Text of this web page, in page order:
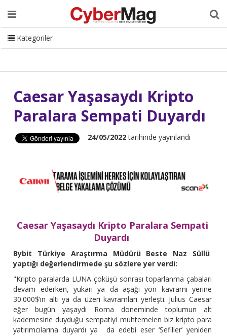
Ana Sayfa Hakkımızda Dergi Editörden
Danışmanlık
ISC Turkey Sizden Gelenler
İletişim
CyberMag Logo
Kategoriler
Caesar Yaşasaydı Kripto
Paralara Sempati Duyardı
24/05/2022tarihinde yayınlandı
Caesar Yaşasaydı Kripto Paralara Sempati
Duyardı
Bybit Türkiye Araştırma Müdürü Beste Naz Süllü
yaptığı değerlendirmede şu sözlere yer verdi:
"Kripto paralarda LUNA çöküşü sonrası toparlanma çabaları
devam ederken, yukarı ya da aşağı yön kavramı yerine
30.000$’ın altı ya da üzeri kavramları yerleşti. Julius Caesar
eğer bugün yaşaydı Roma döneminde toplumun alt
kademesine duyduğu sempatiyi muhtemelen biz kripto para
yatırımcılarına duyardı ya da edebi eser ‘Sefiller’ yeniden